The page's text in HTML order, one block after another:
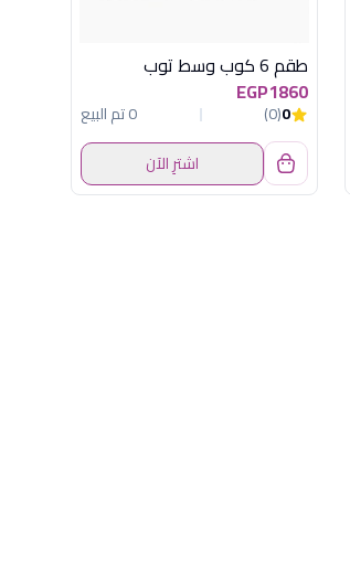
طقم 6 كوب وسط توب
EGP1860
0
(0)
0 تم البيع
اشترِ الآن